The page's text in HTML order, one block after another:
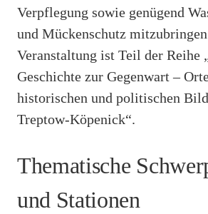
Verpflegung sowie genügend
und Mückenschutz
Veranstaltung ist Teil der Reihe
Geschichte zur Gegenwart –
historischen und politischen
Treptow-Köpenick“.
Thematische
und Stationen